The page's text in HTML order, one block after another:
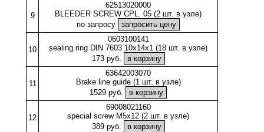
9
62513020000
BLEEDER SCREW CPL. 05 (2 шт. в узле)
по запросу
10
0603100141
sealing ring DIN 7603 10x14x1 (18 шт. в узле)
173 руб.
11
63642003070
Brake line guide (1 шт. в узле)
1529 руб.
12
69008021160
special screw M5x12 (2 шт. в узле)
389 руб.